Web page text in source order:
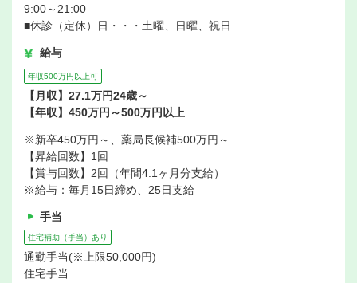
9:00～21:00
■休診（定休）日・・・土曜、日曜、祝日
給与
年収500万円以上可
【月収】27.1万円24歳～
【年収】450万円～500万円以上
※新卒450万円～、薬局長候補500万円～
【昇給回数】1回
【賞与回数】2回（年間4.1ヶ月分支給）
※給与：毎月15日締め、25日支給
手当
住宅補助（手当）あり
通勤手当(※上限50,000円)
住宅手当